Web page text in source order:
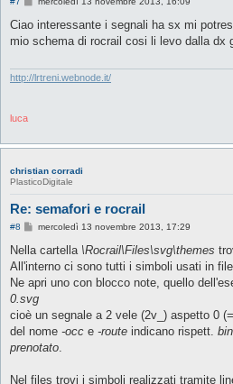
s
a
i
Ciao interessante i segnali ha sx mi
mio schema di rocrail cosi li levo dalla dx
http://lrtreni.webnode.it/
luca
christian corradi
PlasticoDigitale
Re: semafori e rocrail
#8
M
s
a
g
g
i
o
mercoledì 13 novembre 2013, 17:29
Nella cartella \Rocrail\Files\svg\themes
All'interno ci sono tutti i simboli usati in
Ne apri uno con blocco note, quello
0.svg
cioè un segnale a 2 vele (2v_) aspetto 0
del nome -occ e -route indicano rispett.
prenotato
Nel files trovi i simboli realizzati tramite